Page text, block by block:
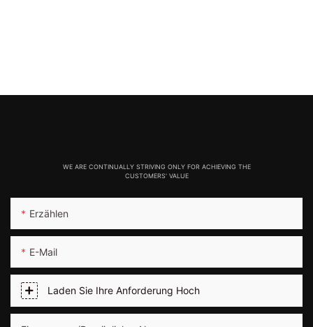
WE ARE CONTINUALLY STRIVING ONLY FOR ACHIEVING THE
CUSTOMERS' VALUE
Erzählen
E-Mail
Laden Sie Ihre Anforderung Hoch